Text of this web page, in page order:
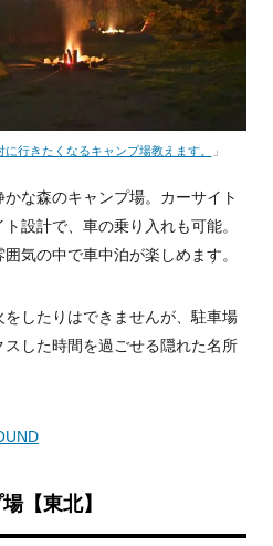
に行きたくなるキャンプ場教えます。 」
な森のキャンプ場。カーサイト
設計で、車の乗り入れも可能。
気の中で車中泊が楽しめます。
したりはできませんが、駐車場
した時間を過ごせる隠れた名所
【東北】